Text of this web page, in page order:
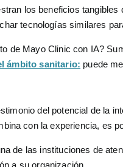
los beneficios
tecnologías similares
de Mayo Clinic con IA?
ámbito sanitario: puede
del potencial de la
con la experiencia, es
de las instituciones de
a su organización.